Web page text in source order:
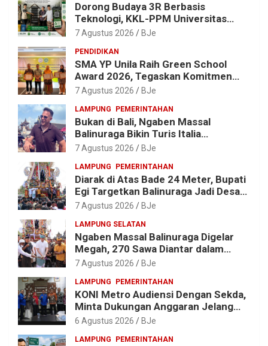
Dorong Budaya 3R Berbasis
Teknologi, KKL-PPM Universitas
Malahayati Kenalkan AI Barcode
7 Agustus 2026 BJe
PENDIDIKAN
SMA YP Unila Raih Green School
Award 2026, Tegaskan Komitmen
Wujudkan Sekolah Ramah
7 Agustus 2026 BJe
LAMPUNG PEMERINTAHAN
Bukan di Bali, Ngaben Massal
Balinuraga Bikin Turis Italia
Terpukau, Puluhan Ribu Orang Ikut
7 Agustus 2026 BJe
LAMPUNG PEMERINTAHAN
Diarak di Atas Bade 24 Meter, Bupati
Egi Targetkan Balinuraga Jadi Desa
Wisata Budaya 2027
7 Agustus 2026 BJe
LAMPUNG SELATAN
Ngaben Massal Balinuraga Digelar
Megah, 270 Sawa Diantar dalam
Tradisi Suci yang Gerakkan Ekonomi
7 Agustus 2026 BJe
LAMPUNG PEMERINTAHAN
KONI Metro Audiensi Dengan Sekda,
Minta Dukungan Anggaran Jelang
Porprov X Lampung
6 Agustus 2026 BJe
LAMPUNG PEMERINTAHAN